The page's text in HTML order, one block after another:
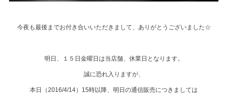
今夜も最後までお付き合いいただきまして、ありがとうございました☆
明日、１５日金曜日は当店舗、休業日となります。
誠に恐れ入りますが、
本日（2016/4/14）15時以降、明日の通信販売につきましては